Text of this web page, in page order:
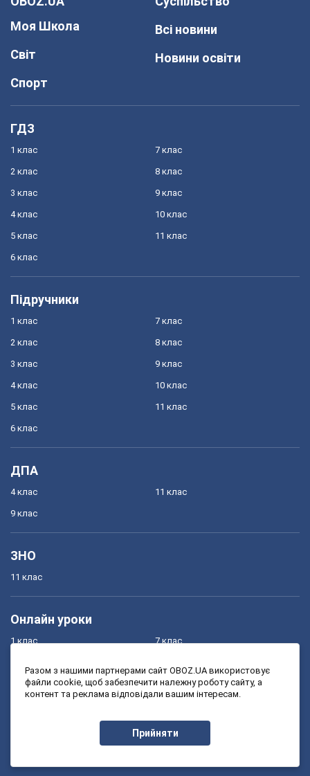
Моя Школа
Світ
Спорт
Всі новини
Новини освіти
ГДЗ
1 клас
2 клас
3 клас
4 клас
5 клас
6 клас
7 клас
8 клас
9 клас
10 клас
11 клас
Підручники
1 клас
2 клас
3 клас
4 клас
5 клас
6 клас
7 клас
8 клас
9 клас
10 клас
11 клас
ДПА
4 клас
9 клас
11 клас
ЗНО
11 клас
Онлайн уроки
1 клас
3 клас
7 клас
9 клас
Разом з нашими партнерами сайт OBOZ.UA використовує
файли cookie, щоб забезпечити належну роботу сайту, а
контент та реклама відповідали вашим інтересам.
Прийняти